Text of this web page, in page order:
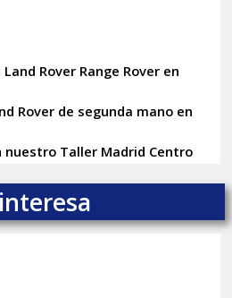
Rover Range Rover en
Rover de segunda mano en
nuestro Taller Madrid Centro